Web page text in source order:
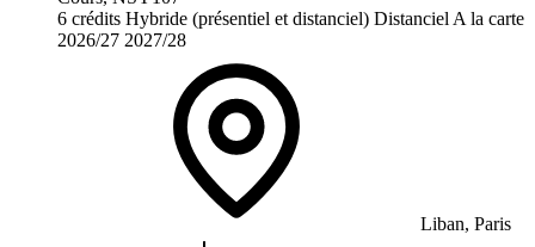
6 crédits Hybride (présentiel et distanciel) Distanciel A la carte
2026/27 2027/28
Liban, Paris